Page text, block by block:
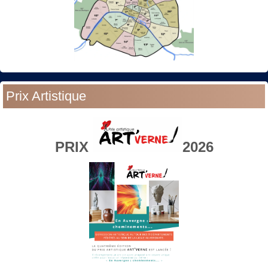
Prix Artistique
PRIX 2026